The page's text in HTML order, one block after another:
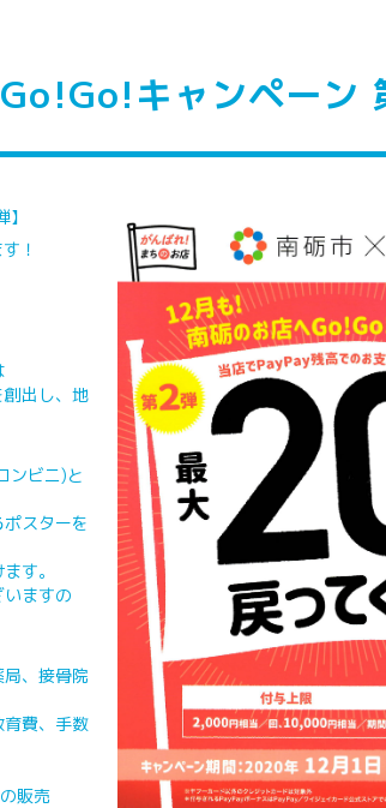
キャンペーン
！
出し、地
ンビニ)と
スターを
す。
ますの
、接骨院
育費、手数
販売